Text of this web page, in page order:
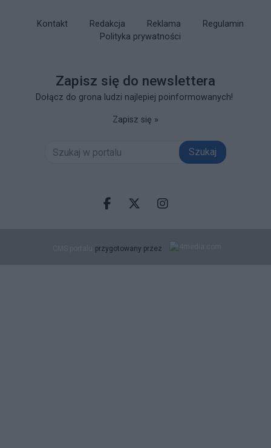
Kontakt Redakcja Reklama
Regulamin
Polityka prywatności
Zapisz się do newslettera
Dołącz do grona ludzi najlepiej poinformowanych!
Zapisz się »
Szukaj
Facebook.com
X.comInstagram.com
przygotowany przez